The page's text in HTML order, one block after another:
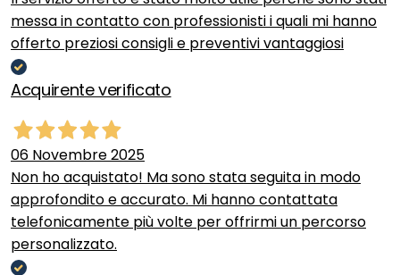
messa in contatto con professionisti i quali mi hanno
offerto preziosi consigli e preventivi vantaggiosi
Acquirente verificato
06 Novembre 2025
Non ho acquistato! Ma sono stata seguita in modo
approfondito e accurato. Mi hanno contattata
telefonicamente più volte per offrirmi un percorso
personalizzato.